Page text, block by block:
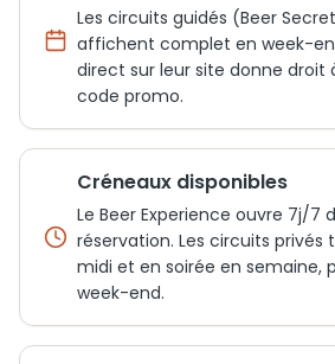
Les circuits guidés (Beer
affichent complet en week-
direct sur leur site donne droit
code promo.
Créneaux disponibles
Le Beer Experience ouvre 7j/7
réservation. Les circuits
midi et en soirée en semaine,
week-end.